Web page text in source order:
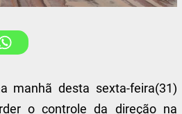
manhã desta sexta-feira(31)
o controle da direção na